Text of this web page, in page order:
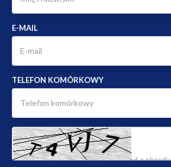
E-MAIL
TELEFON KOMÓRKOWY